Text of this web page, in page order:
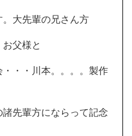
大先輩の兄さん方
父様と
・・川本。。。。製作
先輩方にならって記念